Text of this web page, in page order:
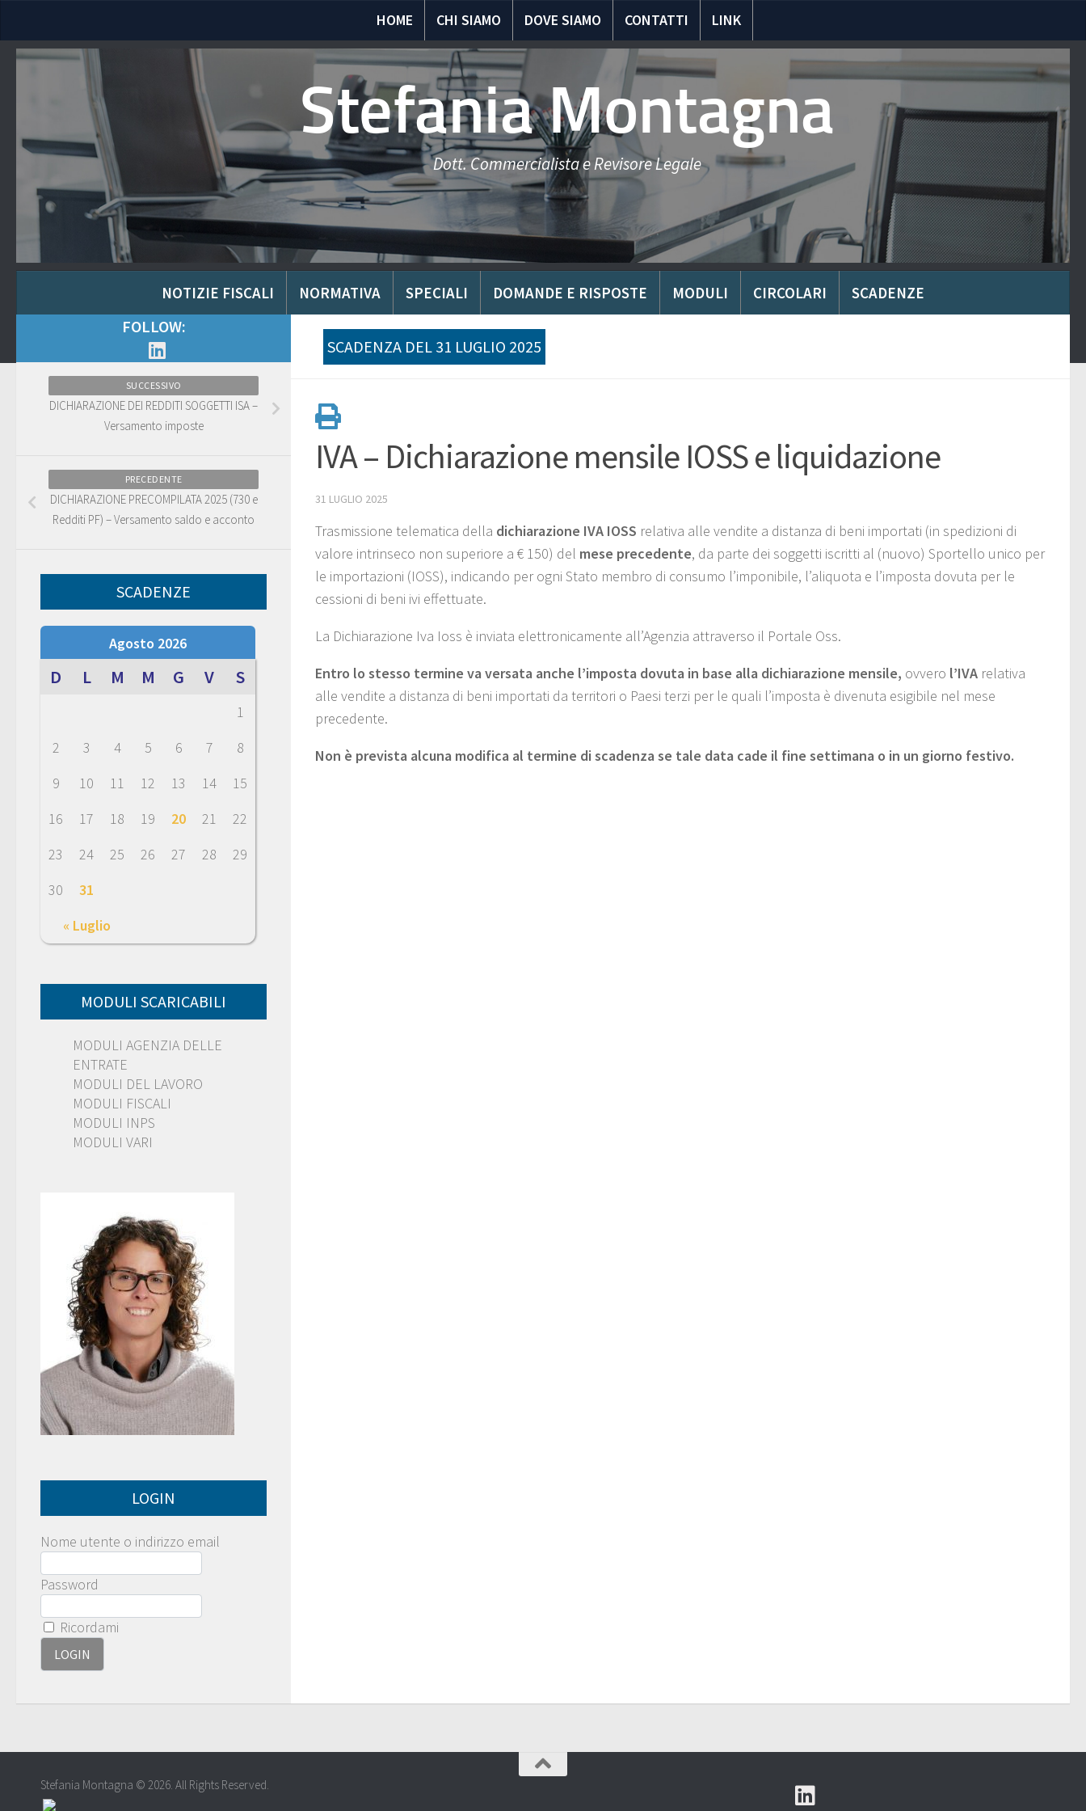
HOME CHI SIAMO DOVE SIAMO CONTATTI LINK
Stefania Montagna
Dott. Commercialista e Revisore Legale
NOTIZIE FISCALI NORMATIVA SPECIALI DOMANDE E RISPOSTE MODULI CIRCOLARI SCADENZE
SCADENZA DEL 31 LUGLIO 2025
IVA – Dichiarazione mensile IOSS e liquidazione
31 LUGLIO 2025
Trasmissione telematica della dichiarazione IVA IOSS relativa alle vendite a distanza di beni importati (in spedizioni di
valore intrinseco non superiore a € 150) del mese precedente, da parte dei soggetti iscritti al (nuovo) Sportello unico per
le importazioni (IOSS), indicando per ogni Stato membro di consumo l’imponibile, l’aliquota e l’imposta dovuta per le
cessioni di beni ivi effettuate.
La Dichiarazione Iva Ioss è inviata elettronicamente all’Agenzia attraverso il Portale Oss.
Entro lo stesso termine va versata anche l’imposta dovuta in base alla dichiarazione mensile, ovvero l’IVA relativa
alle vendite a distanza di beni importati da territori o Paesi terzi per le quali l’imposta è divenuta esigibile nel mese
precedente.
Non è prevista alcuna modifica al termine di scadenza se tale data cade il fine settimana o in un giorno festivo.
FOLLOW:
SUCCESSIVO
DICHIARAZIONE DEI REDDITI SOGGETTI ISA –
Versamento imposte
PRECEDENTE
DICHIARAZIONE PRECOMPILATA 2025 (730 e
Redditi PF) – Versamento saldo e acconto
SCADENZE
Agosto 2026
D L M M G V S
« Luglio
1
2
3 4 5 6 7
8
9
10 11 12 13 14
15
16
17 18 19 20 21
22
23
24 25 26 27 28
29
30
31
MODULI SCARICABILI
MODULI AGENZIA DELLE
ENTRATE
MODULI DEL LAVORO
MODULI FISCALI
MODULI INPS
MODULI VARI
LOGIN
Nome utente o indirizzo email
Password
Ricordami
Stefania Montagna © 2026. All Rights Reserved.